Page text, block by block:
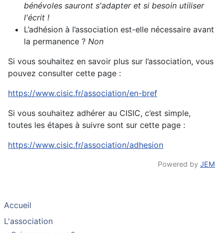
bénévoles sauront s'adapter et si besoin utiliser
l'écrit !
L’adhésion à l’association est-elle nécessaire avant
la permanence ? Non
Si vous souhaitez en savoir plus sur l’association, vous
pouvez consulter cette page :
https://www.cisic.fr/association/en-bref
Si vous souhaitez adhérer au CISIC, c’est simple,
toutes les étapes à suivre sont sur cette page :
https://www.cisic.fr/association/adhesion
Powered by JEM
Accueil
L'association